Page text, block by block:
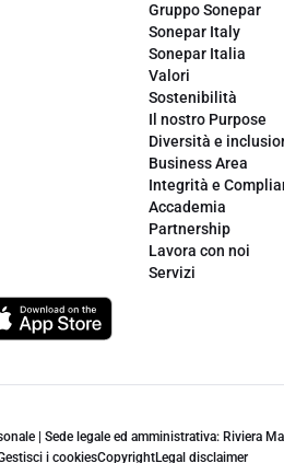
Gruppo Sonepar
Sonepar Italy
Sonepar Italia
Valori
Sostenibilità
Il nostro Purpose
Diversità e
Business Area
Integrità e
Accademia
Partnership
Lavora con noi
Servizi
| Sede legale ed amministrativa: Riviera
i cookiesCopyrightLegal disclaimer